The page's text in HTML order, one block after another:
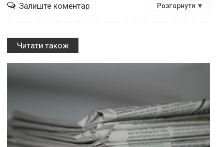
Залиште коментар Розгорнути ▼
Читати також